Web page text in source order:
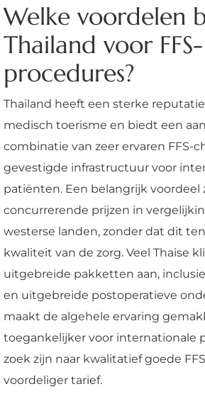
Welke voordelen
Thailand voor FFS-
procedures?
Thailand heeft een sterke
medisch toerisme en biedt een
combinatie van zeer ervaren FFS-
gevestigde infrastructuur voor
patiënten. Een belangrijk voordeel
concurrerende prijzen in
westerse landen, zonder dat dit
kwaliteit van de zorg. Veel Thaise
uitgebreide pakketten aan,
en uitgebreide postoperatieve
maakt de algehele ervaring
toegankelijker voor internationale
zoek zijn naar kwalitatief goede
voordeliger tarief.